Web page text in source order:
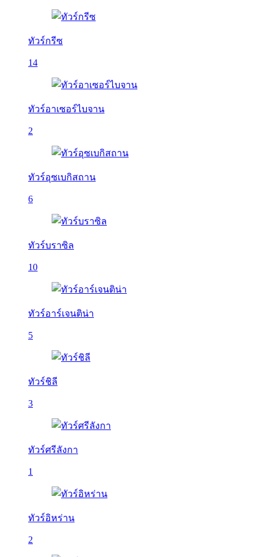
ทัวร์กรีซ
14
ทัวร์อาเซอร์ไบจาน
2
ทัวร์อุซเบกิสถาน
6
ทัวร์บราซิล
10
ทัวร์อาร์เจนติน่า
5
ทัวร์ชิลี
3
ทัวร์ศรีลังกา
1
ทัวร์อิหร่าน
2